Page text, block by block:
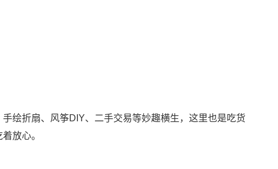
折扇、风筝DIY、二手交易等妙趣横生，这里也是吃货
放心。